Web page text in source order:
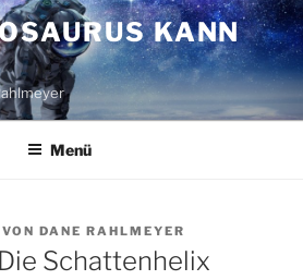
KANN
Menü
VON DANE RAHLMEYER
Schattenhelix